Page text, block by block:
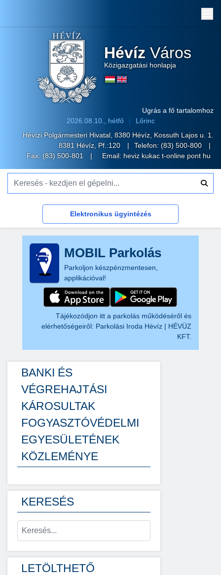
Hévíz Város
Közigazgatási honlapja
Ugrás a fő tartalomhoz
2026.08.10., hétfő
Lőrinc
Hévízi Polgármesteri Hivatal, 8380 Hévíz, Kossuth Lajos u. 1.
8381 Hévíz, Pf.:120
Telefon: (83) 500-800
Fax: (83) 500-801
Email: heviz kukac t-online pont hu
Elektronikus ügyintézés
MOBIL Parkolás
Parkoljon készpénzmentesen,
applikációval!
Tájékozódjon itt a parkolás működéséről és
elérhetőségeiről: Parkolási Iroda Hévíz | HÉVÜZ
KFT.
BANKI ÉS
VÉGREHAJTÁSI
KÁROSULTAK
FOGYASZTÓVÉDELMI
EGYESÜLETÉNEK
KÖZLEMÉNYE
KERESÉS
LETÖLTHETŐ